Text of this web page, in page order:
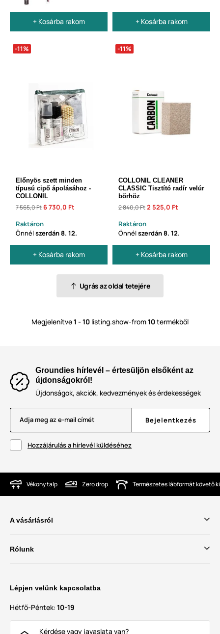
+ Kosárba rakom + Kosárba rakom
-11%
Előnyös szett minden
típusú cipő ápolásához -
COLLONIL
7 565,0 Ft 6 730,0 Ft
Raktáron
Önnélszerdán8. 12.
+ Kosárba rakom
-11%
COLLONIL CLEANER
CLASSIC Tisztító radír velúr
bőrhöz
2 840,0 Ft2 525,0 Ft
Raktáron
Önnélszerdán8. 12.
+ Kosárba rakom
Ugrás az oldal tetejére
Megjelenítve1 - 10 listing.show-from10termékből
Groundies hírlevél – értesüljön elsőként az
újdonságokról!
Újdonságok, akciók, kedvezmények és érdekességek
Adja meg az e-mail címét Bejelentkezés
Hozzájárulás a hírlevél küldéséhez
Vékony talp Zero drop Természetes lábformát követő
A vásárlásról
Rólunk
Lépjen velünk kapcsolatba
Hétfő-Péntek: 10-19
Kérdése vagy javaslata van?